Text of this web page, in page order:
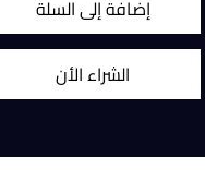
90,00 EGP.
إضافة إلى السلة
الشراء الأن